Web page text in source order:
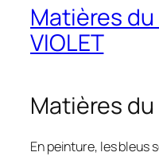
Matières du
VIOLET
Matières du
En peinture, les bleus